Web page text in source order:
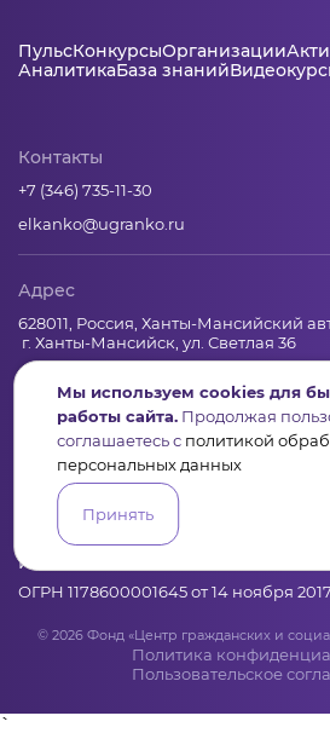
ПульсКонкурсыОрганизации
АналитикаБаза знаний
Контакты
+7 (346) 735-11-30
elkanko@ugranko.ru
Адрес
628011, Россия, Ханты-Мансийский
г. Ханты-Мансийск, ул. Светлая 36
Юридическая информация
Региональный грантооператор Фонд
социальных инициатив Югры»
Юридический и почтовый адрес:
ул.Светлая, 36
ИНН 8601065590, КПП 860101001
ОГРН 1178600001645 от 14 ноября 2017
© 2026 Фонд «Центр гражданских и
Политика
Пользовательское
Мы используем cookies для
работы сайта. Продолжая
соглашаетесь с политикой
персональных данных
Принять
`